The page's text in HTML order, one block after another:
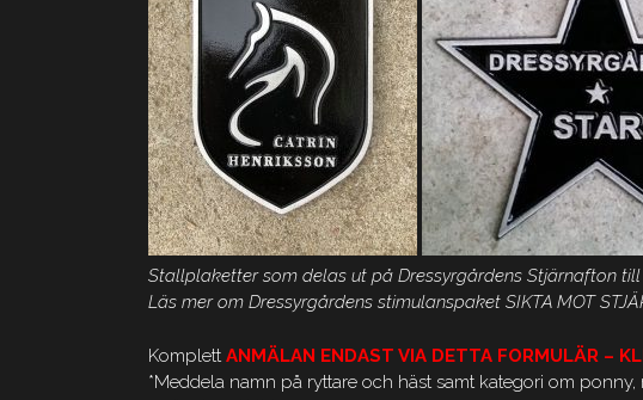
Stallplaketter som delas ut på Dressyrgårdens Stjärnafton
Läs mer om Dressyrgårdens stimulanspaket SIKTA MOT
Komplett ANMÄLAN ENDAST VIA DETTA FORMULÄR –
*Meddela namn på ryttare och häst samt kategori om